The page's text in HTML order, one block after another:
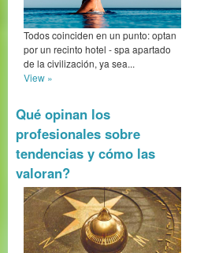
Todos coinciden en un punto: optan
por un recinto hotel - spa apartado
de la civilización, ya sea...
View »
Qué opinan los
profesionales sobre
tendencias y cómo las
valoran?